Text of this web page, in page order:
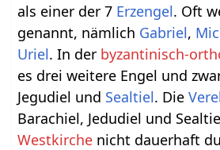
als einer der 7 Erzengel. Oft
genannt, nämlich Gabriel,
Uriel. In der byzantinisch-
es drei weitere Engel und
Jegudiel und Sealtiel. Die
Barachiel, Jedudiel und
Westkirche nicht dauerhaft